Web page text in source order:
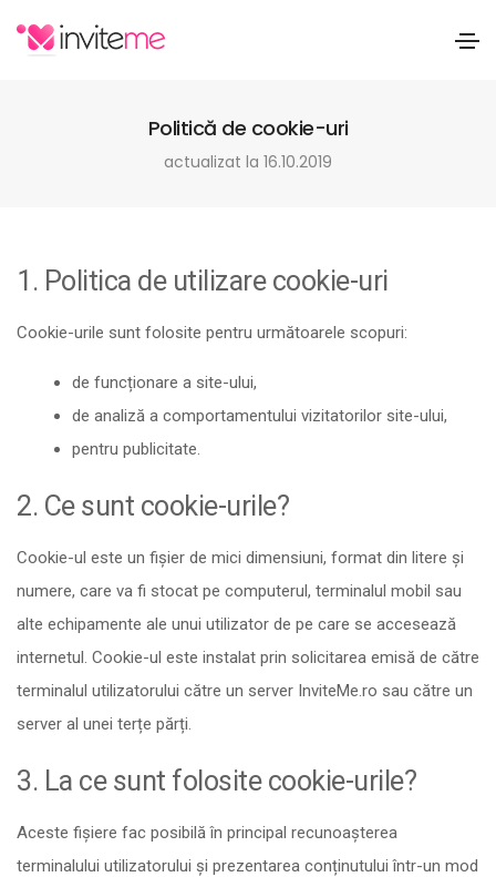
Politică de cookie-uri
actualizat la 16.10.2019
1. Politica de utilizare cookie-uri
Cookie-urile sunt folosite pentru următoarele scopuri:
de funcționare a site-ului,
de analiză a comportamentului vizitatorilor site-ului,
pentru publicitate.
2. Ce sunt cookie-urile?
Cookie-ul este un fișier de mici dimensiuni, format din litere și
numere, care va fi stocat pe computerul, terminalul mobil sau
alte echipamente ale unui utilizator de pe care se accesează
internetul. Cookie-ul este instalat prin solicitarea emisă de către
terminalul utilizatorului către un server InviteMe.ro sau către un
server al unei terțe părți.
3. La ce sunt folosite cookie-urile?
Aceste fișiere fac posibilă în principal recunoașterea
terminalului utilizatorului și prezentarea conținutului într-un mod